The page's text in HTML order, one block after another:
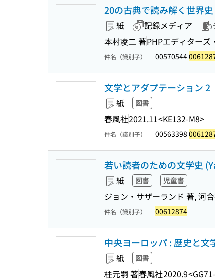
20の古典で読み解く世界史
紙 記録メディア
本村凌二 著PHPエディターズ
件名（識別子） 00570544
文学とアダプテーション 2
紙 図書
春風社2021.11<KE132-M8>
件名（識別子） 00563398
若い読者のための文学史
紙 図書 児童書
ジョン・サザーランド 著, 河
件名（識別子） 00612874
中央ヨーロッパ : 歴史と
紙 図書
桂元嗣 著春風社2020.9